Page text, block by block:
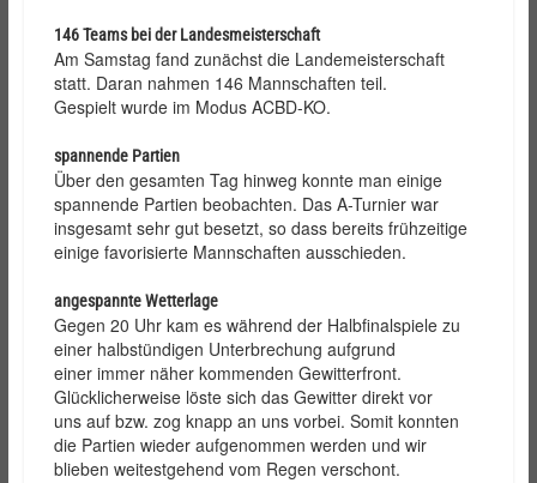
146 Teams bei derLandesmeisterschaft
Am Samstag fand zunächst die Landemeisterschaft
statt. Daran nahmen 146 Mannschaften teil.
Gespielt wurde im Modus ACBD-KO.
spannende Partien
Über den gesamten Tag hinweg konnte man einige
spannende Partien beobachten. Das A-Turnier war
insgesamt sehr gut besetzt, so dass bereits frühzeitige
einige favorisierte Mannschaften ausschieden.
angespannte Wetterlage
Gegen 20 Uhr kam es während der Halbfinalspiele zu
einer halbstündigen Unterbrechung aufgrund
einer immer näher kommenden Gewitterfront.
Glücklicherweise löste sich das Gewitter direkt vor
uns auf bzw. zog knapp an uns vorbei. Somit konnten
die Partien wieder aufgenommen werden und wir
blieben weitestgehend vom Regen verschont.